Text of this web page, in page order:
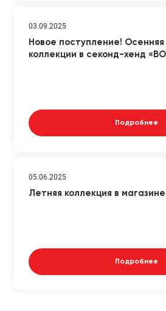
03.09.2025
Новое поступление! Осенняя
коллекции в секонд-хенд
Подробнее
05.06.2025
Летняя коллекция в
Подробнее